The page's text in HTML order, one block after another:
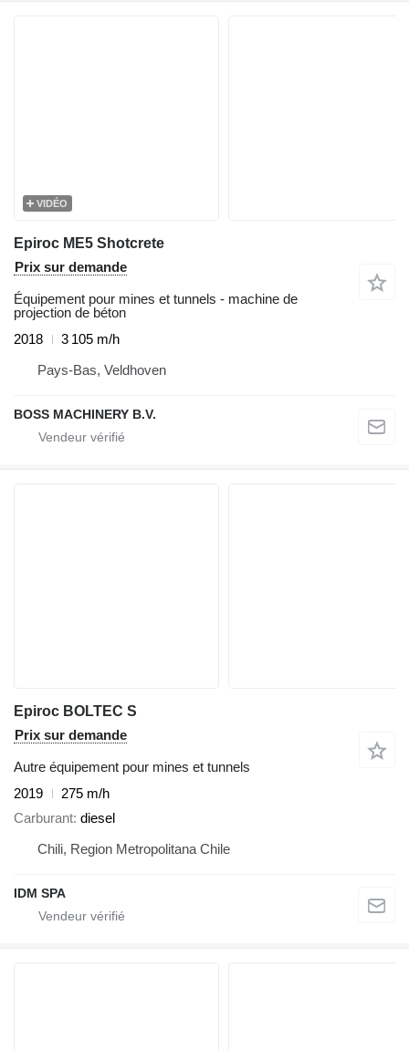
VIDÉO
Epiroc ME5 Shotcrete
Prix sur demande
Équipement pour mines et tunnels - machine de
projection de béton
2018
3 105 m/h
Pays-Bas, Veldhoven
BOSS MACHINERY B.V.
Epiroc BOLTEC S
Prix sur demande
Autre équipement pour mines et tunnels
2019
275 m/h
Carburant diesel
Chili, Region Metropolitana Chile
IDM SPA